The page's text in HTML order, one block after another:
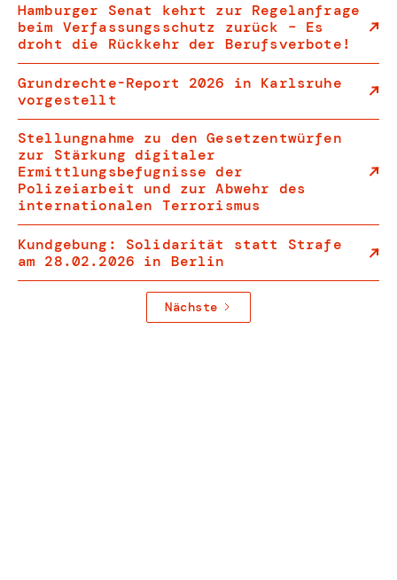
Hamburger Senat kehrt zur Regelanfrage
beim Verfassungsschutz zurück – Es
droht die Rückkehr der Berufsverbote!
Grundrechte-Report 2026 in Karlsruhe
vorgestellt
Stellungnahme zu den Gesetzentwürfen
zur Stärkung digitaler
Ermittlungsbefugnisse der
Polizeiarbeit und zur Abwehr des
internationalen Terrorismus
Kundgebung: Solidarität statt Strafe
am 28.02.2026 in Berlin
Nächste